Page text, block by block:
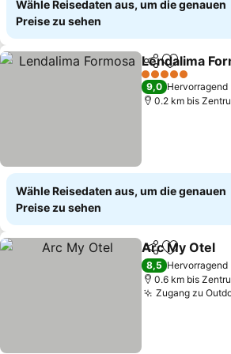
Wähle Reisedaten aus, um die genauen
Preise zu sehen
TeilenZu
Lendalima
5 Sterne
9,0 Hervorragend
0.2 km bis
Wähle Reisedaten aus, um die genauen
Preise zu sehen
TeilenZu
Arc My Otel
8,5 Hervorragend
0.6 km bis
Zugang zu